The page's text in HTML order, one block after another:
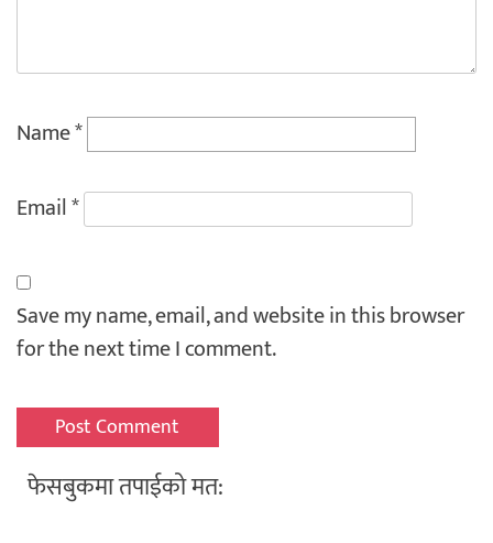
Name*
Email*
Save my name, email, and website in this browser
for the next time I comment.
फेसबुकमा तपाईको मत: